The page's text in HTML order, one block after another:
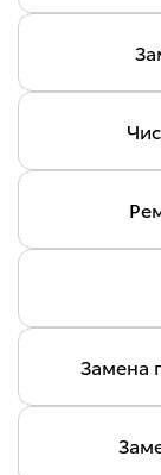
Замена